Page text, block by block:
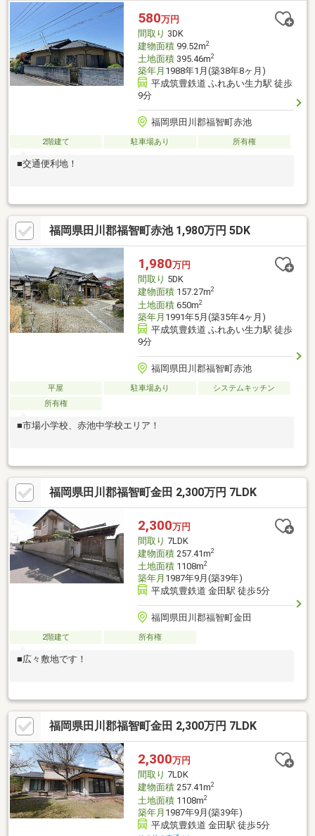
580万円
間取り 3DK
建物面積99.52m2
土地面積395.46m2
築年月 1988年1月(築38年8ヶ月)
平成筑豊鉄道 ふれあい生力駅 徒歩
9分
福岡県田川郡福智町赤池
2階建て 駐車場あり 所有権
■交通便利地！
福岡県田川郡福智町赤池 1,980万円 5DK
1,980万円
間取り 5DK
建物面積157.27m2
土地面積650m2
築年月 1991年5月(築35年4ヶ月)
平成筑豊鉄道 ふれあい生力駅 徒歩
9分
福岡県田川郡福智町赤池
平屋 駐車場あり
システムキッチン
所有権
■市場小学校、赤池中学校エリア！
福岡県田川郡福智町金田 2,300万円 7LDK
2,300万円
間取り 7LDK
建物面積257.41m2
土地面積1108m2
築年月 1987年9月(築39年)
平成筑豊鉄道 金田駅 徒歩5分
福岡県田川郡福智町金田
2階建て 所有権
■広々敷地です！
福岡県田川郡福智町金田 2,300万円 7LDK
2,300万円
間取り 7LDK
建物面積257.41m2
土地面積1108m2
築年月 1987年9月(築39年)
平成筑豊鉄道 金田駅 徒歩5分